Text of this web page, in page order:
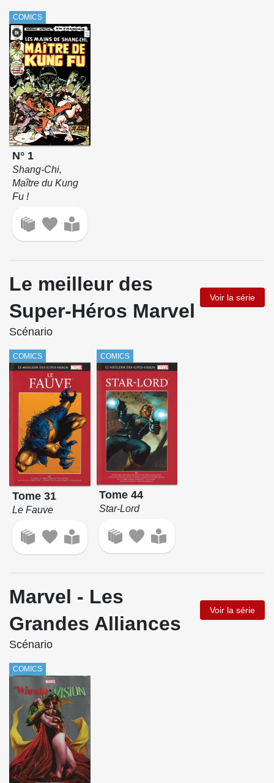
COMICS
N° 1
Shang-Chi,
Maître du Kung
Fu !
Le meilleur des
Super-Héros Marvel
Voir la série
Scénario
COMICS
Tome 31
Le Fauve
COMICS
Tome 44
Star-Lord
Marvel - Les
Grandes Alliances
Voir la série
Scénario
COMICS